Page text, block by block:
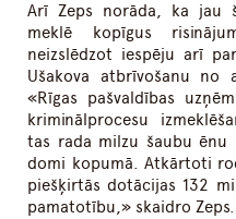
Arī Zeps norāda, ka jau
meklē kopīgus
neizslēdzot iespēju arī
Ušakova atbrīvošanu no
«Rīgas pašvaldības
kriminālprocesu
tas rada milzu šaubu ēnu
domi kopumā. Atkārtoti
piešķirtās dotācijas 132
pamatotību,» skaidro Zeps.